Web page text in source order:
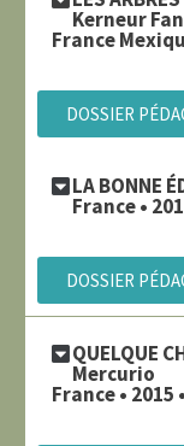
Kerneur
France
DOSSIER
LA BONNE
France •
DOSSIER
QUELQUE
Mercurio
France • 2015